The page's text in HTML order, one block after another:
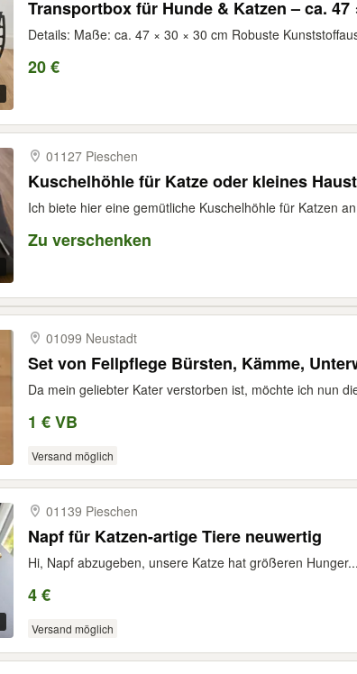
Transportbox für Hunde & Katzen – ca. 47
Details: Maße: ca. 47 × 30 × 30 cm Robuste
20 €
01127 Pieschen
Kuschelhöhle für Katze oder kleines
Ich biete hier eine gemütliche Kuschelhöhle für Katzen
Zu verschenken
01099 Neustadt
Set von Fellpflege Bürsten, Kämme,
Da mein geliebter Kater verstorben ist, möchte ich nun
1 € VB
Versand möglich
01139 Pieschen
Napf für Katzen-artige Tiere neuwertig
Hi, Napf abzugeben, unsere Katze hat größeren
4 €
Versand möglich